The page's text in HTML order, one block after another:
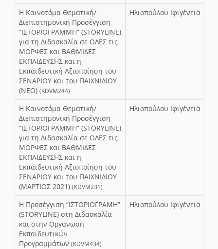
Η Καινοτόμα Θεματική/
Διεπιστημονική Προσέγγιση
“ΙΣΤΟΡΙΟΓΡΑΜΜΗ” (STORYLINE)
για τη Διδασκαλία σε ΟΛΕΣ τις
ΜΟΡΦΕΣ και ΒΑΘΜΙΔΕΣ
ΕΚΠΑΙΔΕΥΣΗΣ και η
Εκπαιδευτική Αξιοποίηση του
ΣΕΝΑΡΙΟΥ και του ΠΑΙΧΝΙΔΙΟΥ
(NEO) (KDVM244)
Ηλιοπούλου Ιφιγένεια
Η Καινοτόμα Θεματική/
Διεπιστημονική Προσέγγιση
“ΙΣΤΟΡΙΟΓΡΑΜΜΗ” (STORYLINE)
για τη Διδασκαλία σε ΟΛΕΣ τις
ΜΟΡΦΕΣ και ΒΑΘΜΙΔΕΣ
ΕΚΠΑΙΔΕΥΣΗΣ και η
Εκπαιδευτική Αξιοποίηση του
ΣΕΝΑΡΙΟΥ και του ΠΑΙΧΝΙΔΙΟΥ
(ΜΑΡΤΙΟΣ 2021) (KDVM231)
Ηλιοπούλου Ιφιγένεια
Η Προσέγγιση “ΙΣΤΟΡΙΟΓΡΑΜΗ”
(STORYLINE) στη Διδασκαλία
και στην Οργάνωση
Εκπαιδευτικών
Προγραμμάτων (KDVM434)
Ηλιοπούλου Ιφιγένεια